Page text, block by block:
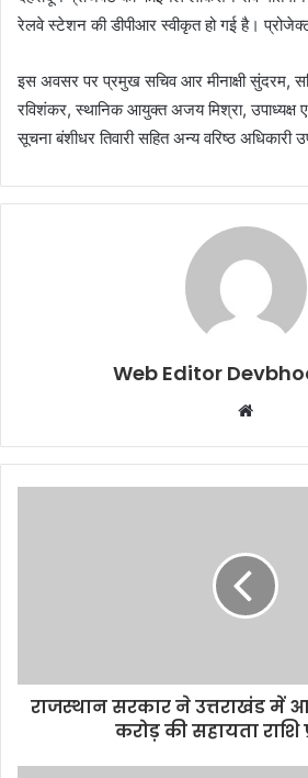
रेलवे स्टेशन की डीपीआर स्वीकृत हो गई है। प्रोजेक्ट
इस अवसर पर प्रमुख सचिव आर मीनाक्षी सुंदरम,
रविशंकर, स्थानिक आयुक्त अजय मिश्रा, उपाध्यक्ष
सूचना बंशीधर तिवारी सहित अन्य वरिष्ठ अधिकारी
Web Editor
Website
राजस्थान सरकार ने उत्तराखंड में
करोड़ की सहायता राशि